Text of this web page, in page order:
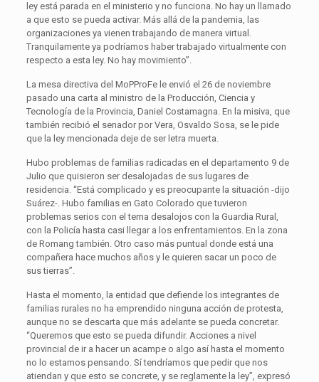
ley está parada en el ministerio y no funciona. No hay un llamado
a que esto se pueda activar. Más allá de la pandemia, las
organizaciones ya vienen trabajando de manera virtual.
Tranquilamente ya podríamos haber trabajado virtualmente con
respecto a esta ley. No hay movimiento”.
La mesa directiva del MoPProFe le envió el 26 de noviembre
pasado una carta al ministro de la Producción, Ciencia y
Tecnología de la Provincia, Daniel Costamagna. En la misiva, que
también recibió el senador por Vera, Osvaldo Sosa, se le pide
que la ley mencionada deje de ser letra muerta.
Hubo problemas de familias radicadas en el departamento 9 de
Julio que quisieron ser desalojadas de sus lugares de
residencia. “Está complicado y es preocupante la situación -dijo
Suárez-. Hubo familias en Gato Colorado que tuvieron
problemas serios con el tema desalojos con la Guardia Rural,
con la Policía hasta casi llegar a los enfrentamientos. En la zona
de Romang también. Otro caso más puntual donde está una
compañera hace muchos años y le quieren sacar un poco de
sus tierras”.
Hasta el momento, la entidad que defiende los integrantes de
familias rurales no ha emprendido ninguna acción de protesta,
aunque no se descarta que más adelante se pueda concretar.
“Queremos que esto se pueda difundir. Acciones a nivel
provincial de ir a hacer un acampe o algo así hasta el momento
no lo estamos pensando. Sí tendríamos que pedir que nos
atiendan y que esto se concrete, y se reglamente la ley”, expresó